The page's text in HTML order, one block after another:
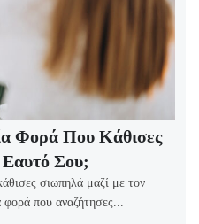
Φορά Που Κάθισες
Σου;
σιωπηλά μαζί με τον
που αναζήτησες...